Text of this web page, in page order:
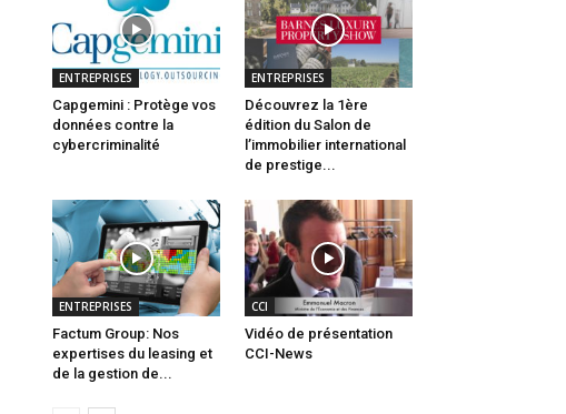
ENTREPRISES
Capgemini : Protège vos
données contre la
cybercriminalité
ENTREPRISES
Découvrez la 1ère
édition du Salon de
l’immobilier international
de prestige...
ENTREPRISES
Factum Group: Nos
expertises du leasing et
de la gestion de...
CCI
Vidéo de présentation
CCI-News